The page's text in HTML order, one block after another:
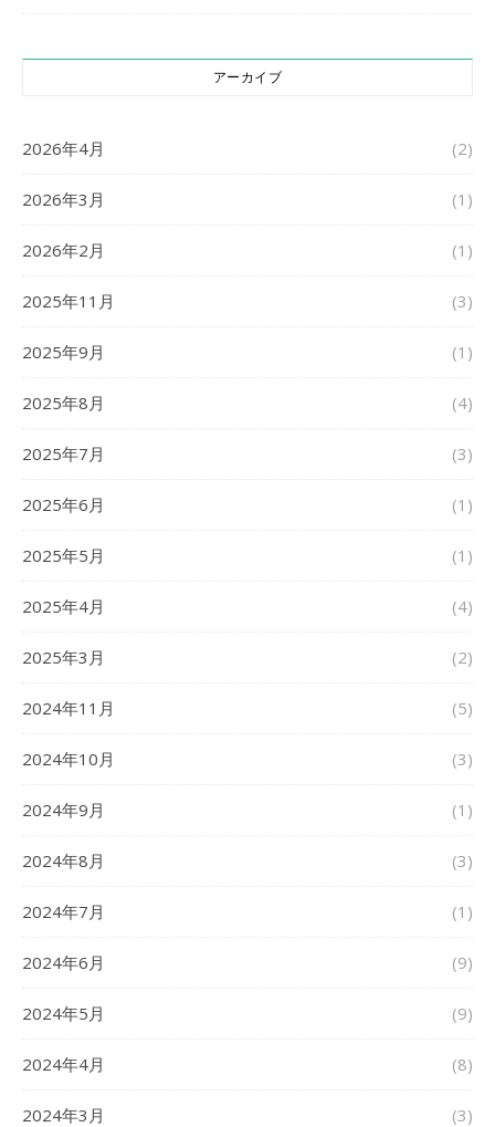
アーカイブ
2026年4月 (2)
2026年3月 (1)
2026年2月 (1)
2025年11月 (3)
2025年9月 (1)
2025年8月 (4)
2025年7月 (3)
2025年6月 (1)
2025年5月 (1)
2025年4月 (4)
2025年3月 (2)
2024年11月 (5)
2024年10月 (3)
2024年9月 (1)
2024年8月 (3)
2024年7月 (1)
2024年6月 (9)
2024年5月 (9)
2024年4月 (8)
2024年3月 (3)